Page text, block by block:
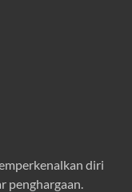
diri
penghargaan.